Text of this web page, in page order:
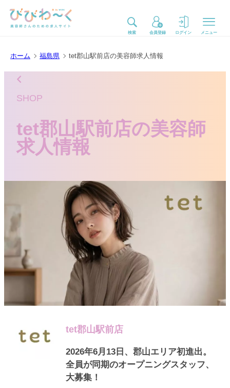
ホーム 福島県 tet郡山駅前店の美容師求人情報
SHOP
tet郡山駅前店の美容師
求人情報
tet郡山駅前店
2026年6月13日、郡山エリア初進出。
全員が同期のオープニングスタッフ、
大募集！
検索 会員登録 ログイン メニュー